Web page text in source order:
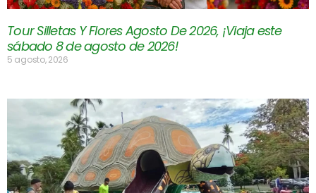
Tour Silletas Y Flores Agosto De 2026, ¡Viaja este
sábado 8 de agosto de 2026!
5 agosto, 2026